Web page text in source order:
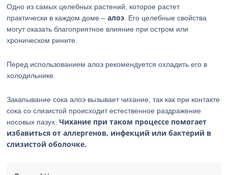
Одно из самых целебных растений, которое растет
практически в каждом доме –алоэ . Его целебные свойства
могут оказать благоприятное влияние при остром или
хроническом рините.
Перед использованием алоэ рекомендуется охладить его в
холодильнике.
Закапывание сока алоэ вызывает чихание, так как при контакте
сока со слизистой происходит естественное раздражение
носовых пазух.Чихание при таком процессе помогает
избавиться от аллергенов, инфекций или бактерий в
слизистой оболочке.